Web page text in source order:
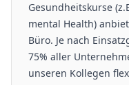
Gesundheitskurse
mental Health)
Büro. Je nach
75% aller
unseren Kollegen